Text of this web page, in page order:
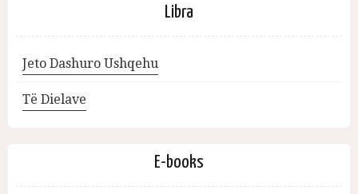
Libra
Jeto Dashuro Ushqehu
Të Dielave
E-books